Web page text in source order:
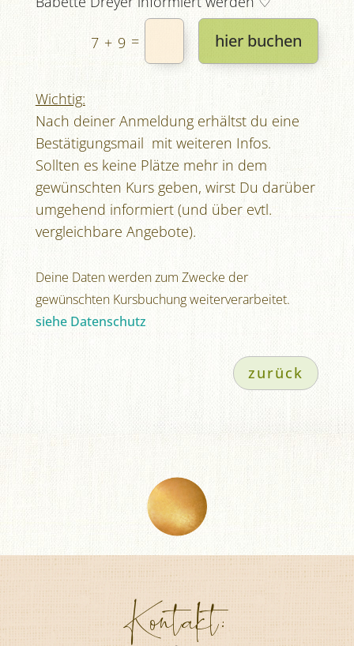
7 + 9 = hier buchen
Wichtig:
Nach deiner Anmeldung erhältst du eine
Bestätigungsmail mit weiteren Infos.
Sollten es keine Plätze mehr in dem
gewünschten Kurs geben, wirst Du darüber
umgehend informiert (und über evtl.
vergleichbare Angebote).
Deine Daten werden zum Zwecke der
gewünschten Kursbuchung weiterverarbeitet.
siehe Datenschutz
zurück
Kontakt: